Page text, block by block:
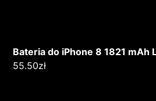
Bateria do iPhone 8 1821 mAh
55.50zł